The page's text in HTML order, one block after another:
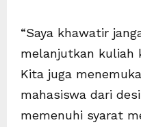
“Saya khawatir
melanjutkan kuliah
Kita juga
mahasiswa dari
memenuhi syarat